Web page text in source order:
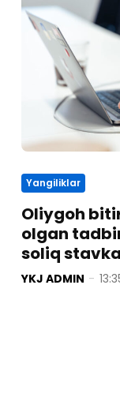
Yangiliklar
Oliygoh
olgan
soliq
YKJ ADMIN -